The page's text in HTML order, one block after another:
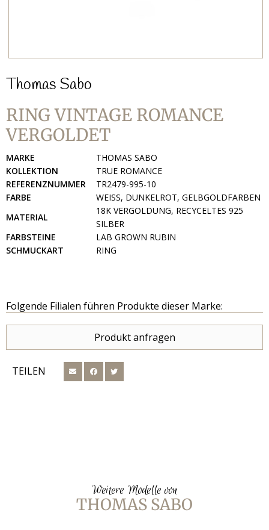
Thomas Sabo
RING VINTAGE ROMANCE
VERGOLDET
MARKE
THOMAS SABO
KOLLEKTION
TRUE ROMANCE
REFERENZNUMMER
TR2479-995-10
FARBE
WEISS, DUNKELROT, GELBGOLDFARBEN
MATERIAL
18K VERGOLDUNG, RECYCELTES 925
SILBER
FARBSTEINE
LAB GROWN RUBIN
SCHMUCKART
RING
Folgende Filialen führen Produkte dieser Marke:
Produkt anfragen
TEILEN
Weitere Modelle von
THOMAS SABO